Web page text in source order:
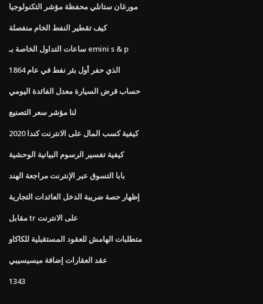
مورغان ستانلي محفظة مؤشر التكنولوجيا
كيف تقطير النفط الخام منفصلة
ساعات التداول الخاصة بـ emini s & p
الذي حفر أول بئر نفط في عام 1864
حساب قرض السيارة معدل الفائدة اليومي
لنا مؤشر سعر التصنيع
كيفية كسب المال على الانترنت كندا 2020
كيفية تفسير الرسوم البيانية الوحشية
بابا التسوق عبر الإنترنت مراجعة الهند
إظهار حصة ضريبة الدخل العائدات التجارية
مقابل tr على الانترنت
متطلبات الهامش للعقود المستقبلية للكاكاو
عقد العقارات إضافة ميسيسيبي
1343